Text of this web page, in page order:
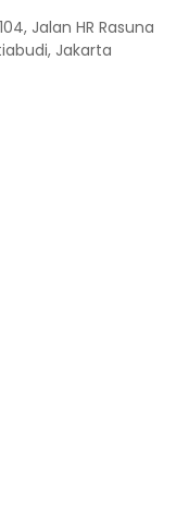
Jalan HR Rasuna
Jakarta